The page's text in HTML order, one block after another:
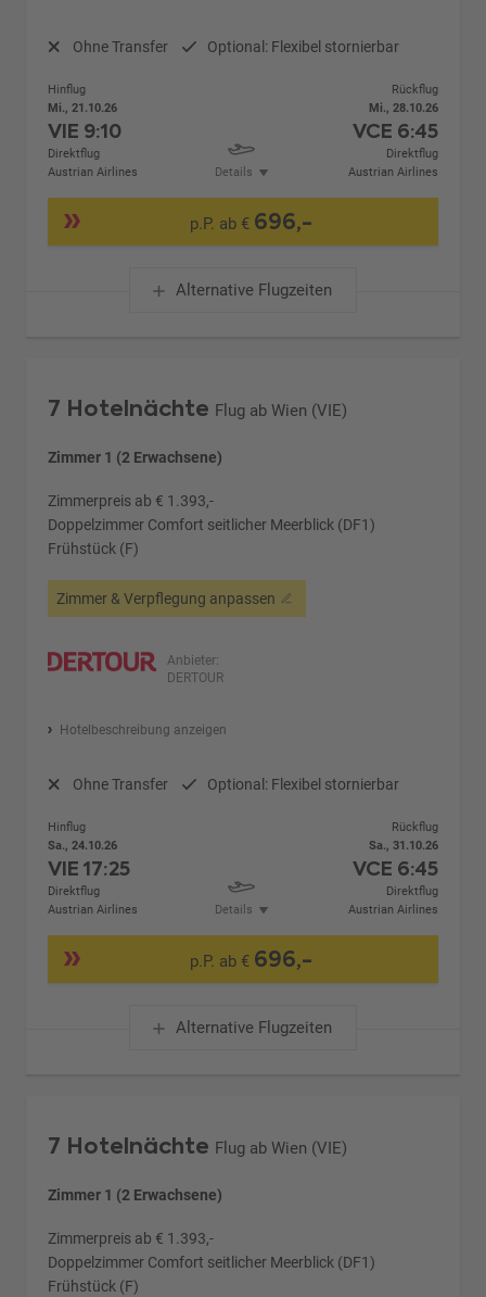
Ohne Transfer Optional: Flexibel stornierbar
Hinflug
Mi., 21.10.26
VIE 9:10
Direktflug
Austrian Airlines
Details
Rückflug
Mi., 28.10.26
VCE 6:45
Direktflug
Austrian Airlines
p.P. ab € 696,-
Alternative Flugzeiten
7 Hotelnächte Flug ab Wien (VIE)
Zimmer 1 (2 Erwachsene)
Zimmerpreis ab € 1.393,-
Doppelzimmer Comfort seitlicher Meerblick (DF1)
Frühstück (F)
Zimmer & Verpflegung anpassen
Anbieter:
DERTOUR
Hotelbeschreibung anzeigen
Ohne Transfer Optional: Flexibel stornierbar
Hinflug
Sa., 24.10.26
VIE17:25
Direktflug
Austrian Airlines
Details
Rückflug
Sa., 31.10.26
VCE 6:45
Direktflug
Austrian Airlines
p.P. ab € 696,-
Alternative Flugzeiten
7 Hotelnächte Flug ab Wien (VIE)
Zimmer 1 (2 Erwachsene)
Zimmerpreis ab € 1.393,-
Doppelzimmer Comfort seitlicher Meerblick (DF1)
Frühstück (F)